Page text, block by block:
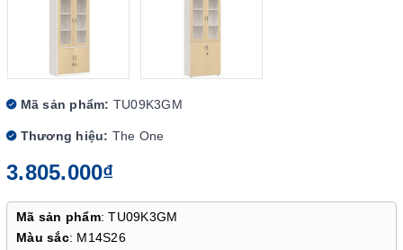
Mã sản phẩm: TU09K3GM
Thương hiệu: The One
3.805.000₫
Mã sản phẩm: TU09K3GM
Màu sắc: M14S26